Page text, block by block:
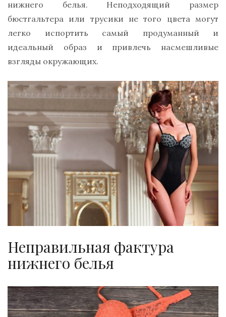
нижнего белья. Неподходящий размер
бюстгальтера или трусики не того цвета могут
легко испортить самый продуманный и
идеальный образ и привлечь насмешливые
взгляды окружающих.
Неправильная фактура
нижнего белья